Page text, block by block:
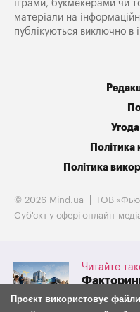
Читайте
іграми, букмекерами чи
матеріали на
публікуються виключно в
Політика
Політика
© 2026 Mind.ua
ТОВ
Cуб'єкт у сфері онлайн-
Проєкт використовує